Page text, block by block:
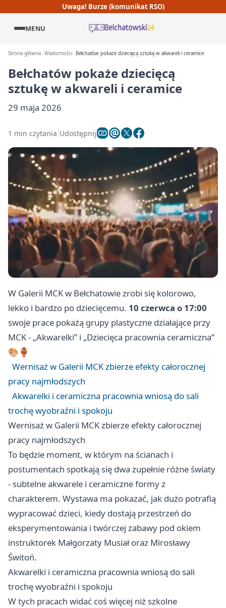
Uwaga! Burze (komunikat RSO)
MENU
Strona główna Wiadomości Bełchatów pokaże dziecięcą sztukę w akwareli i ceramice
Bełchatów pokaże dziecięcą
sztukę w akwareli i ceramice
29 maja 2026
1 min czytania Udostępnij
W Galerii MCK w Bełchatowie zrobi się kolorowo,
lekko i bardzo po dziecięcemu. 10 czerwca o 17:00
swoje prace pokażą grupy plastyczne działające przy
MCK - „Akwarelki” i „Dziecięca pracownia ceramiczna”
🎨🏺
Wernisaż w Galerii MCK zbierze efekty całorocznej
pracy najmłodszych
Akwarelki i ceramiczna pracownia wniosą do sali
trochę wyobraźni i spokoju
Wernisaż w Galerii MCK zbierze efekty całorocznej
pracy najmłodszych
To będzie moment, w którym na ścianach i
postumentach spotkają się dwa zupełnie różne światy
- subtelne akwarele i ceramiczne formy z
charakterem. Wystawa ma pokazać, jak dużo potrafią
wypracować dzieci, kiedy dostają przestrzeń do
eksperymentowania i twórczej zabawy pod okiem
instruktorek Małgorzaty Musiał oraz Mirosławy
Świtoń.
Akwarelki i ceramiczna pracownia wniosą do sali
trochę wyobraźni i spokoju
W tych pracach widać coś więcej niż szkolne